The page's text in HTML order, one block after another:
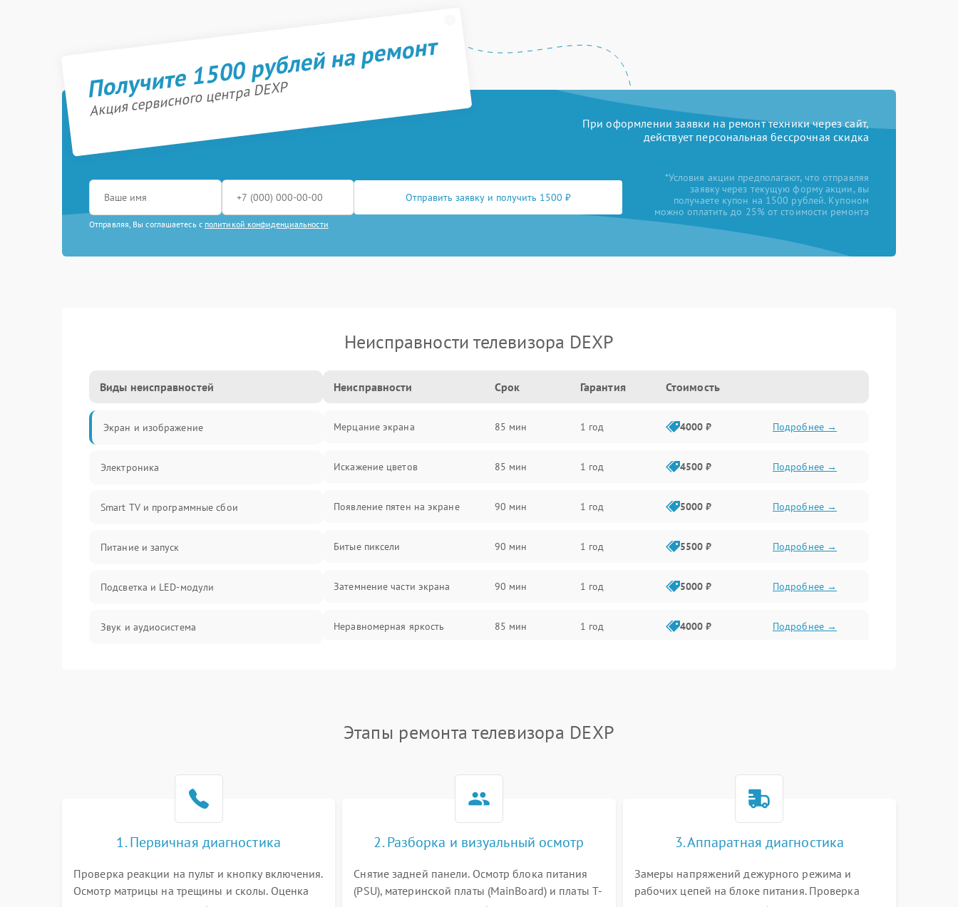
Получите 1500 рублей на ремонт
Акция сервисного центра DEXP
При оформлении заявки на ремонт техники через сайт,
действует персональная бессрочная скидка
Отправить заявку и получить 1500 ₽
Отправляя, Вы соглашаетесь с политикой конфиденциальности
*Условия акции предполагают, что отправляя
заявку через текущую форму акции, вы
получаете купон на 1500 рублей. Купоном
можно оплатить до 25% от стоимости ремонта
Неисправности телевизора DEXP
Виды неисправностей
Экран и изображение
Электроника
Smart TV и программные сбои
Питание и запуск
Подсветка и LED-модули
Звук и аудиосистема
Программное обеспечение
Корпус и механика
Неисправности Срок Гарантия Стоимость
Мерцание экрана 85 мин 1 год 4000 ₽ Подробнее →
Искажение цветов 85 мин 1 год 4500 ₽ Подробнее →
Появление пятен на экране 90 мин 1 год 5000 ₽ Подробнее →
Битые пиксели 90 мин 1 год 5500 ₽ Подробнее →
Затемнение части экрана 90 мин 1 год 5000 ₽ Подробнее →
Неравномерная яркость 85 мин 1 год 4000 ₽ Подробнее →
Этапы ремонта телевизора DEXP
1. Первичная диагностика
Проверка реакции на пульт и кнопку включения.
Осмотр матрицы на трещины и сколы. Оценка
2. Разборка и визуальный осмотр
Снятие задней панели. Осмотр блока питания
(PSU), материнской платы (MainBoard) и платы T-
3. Аппаратная диагностика
Замеры напряжений дежурного режима и
рабочих цепей на блоке питания. Проверка